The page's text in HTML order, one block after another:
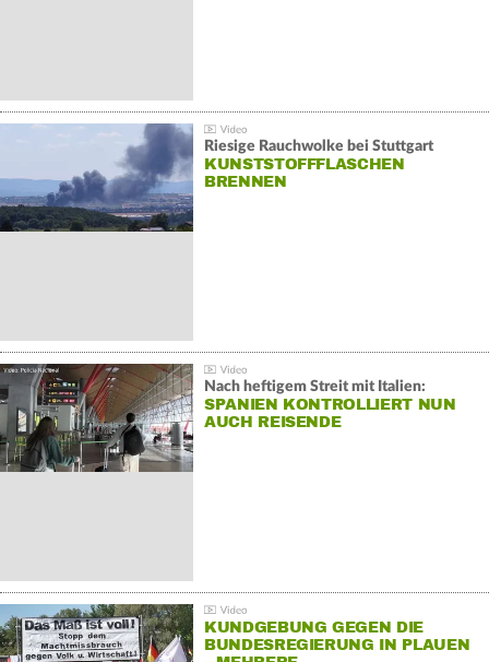
Riesige Rauchwolke bei Stuttgart
KUNSTSTOFFFLASCHEN
BRENNEN
Nach heftigem Streit mit Italien:
SPANIEN KONTROLLIERT NUN
AUCH REISENDE
KUNDGEBUNG GEGEN DIE
BUNDESREGIERUNG IN PLAUEN